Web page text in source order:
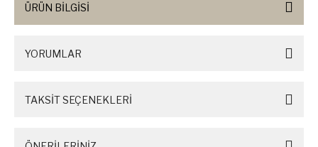
ÜRÜN BİLGİSİ
YORUMLAR
TAKSİT SEÇENEKLERİ